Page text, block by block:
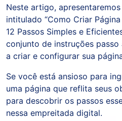
Neste artigo,
intitulado “Como Criar
12 Passos Simples e
conjunto de instruções
a criar e configurar sua
Se você está ansioso para
uma página que reflita seus
para descobrir os passos
nessa empreitada digital.